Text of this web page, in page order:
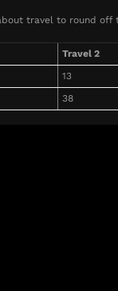
travel to round off
Travel 2
13
38